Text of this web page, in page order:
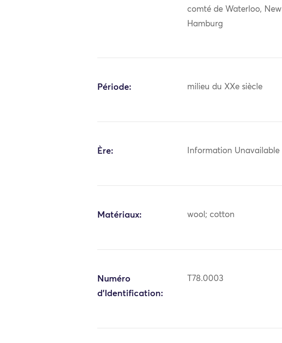
comté de Waterloo, New
Hamburg
Période: milieu du XXe siècle
Ère: Information Unavailable
Matériaux: wool; cotton
Numéro
d'Identification:
T78.0003